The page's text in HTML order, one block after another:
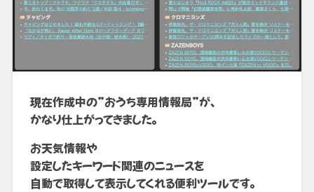
現在作成中の”おうち専用情報局”が、
かなり仕上がってきました。
お天気情報や
設定したキーワード関連のニュースを
自動で取得して表示してくれる便利ツールです。